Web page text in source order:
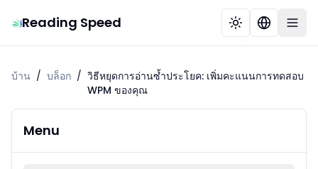
Reading Speed
บ้าน / บล็อก / วิธีหยุดการอ่านซ้ำประโยค: เพิ่มคะแนนการทดสอบ
WPM ของคุณ
Menu